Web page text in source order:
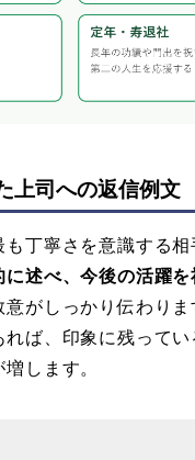
上司への返信例文
も丁寧さを意識する
述べ、今後の活躍を
意がしっかり伝わりま
ば、印象に残ってい
します。